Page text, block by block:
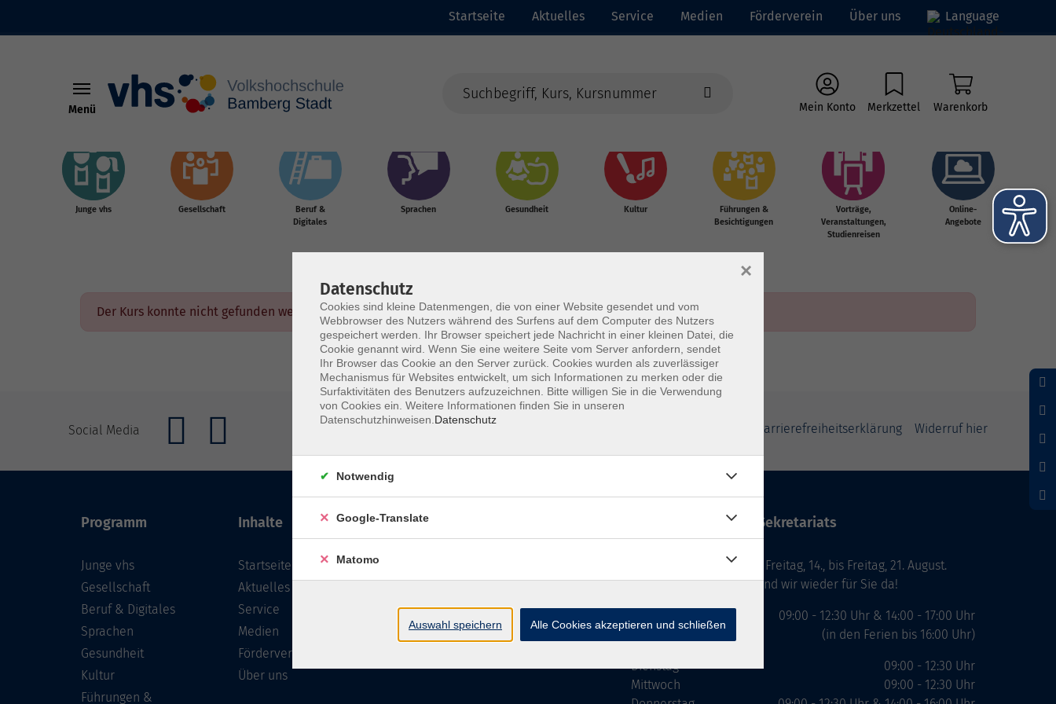
Startseite Aktuelles Service Medien Förderverein Über uns Language
Menü Mein Konto Merkzettel Warenkorb
Junge vhs Gesellschaft
Beruf &
Digitales
Sprachen Gesundheit Kultur
Führungen &
Besichtigungen
Vorträge,
Veranstaltungen,
Studienreisen
Online-
Angebote
Der Kurs konnte nicht gefunden werden.
Social Media Barrierefreiheitserklärung Widerruf hier
Programm
Junge vhs
Gesellschaft
Beruf & Digitales
Sprachen
Gesundheit
Kultur
Führungen &
Inhalte
Startseite
Aktuelles
Service
Medien
Förderverein
Über uns
vhs Bamberg Stadt
96052 Bamberg
info@vhs-bamberg.de
Tel: 0951 871108
Öffnungszeiten des Sekretariats
Wir machen Urlaub von Freitag, 14., bis Freitag, 21. August.
Ab Montag, 24. August, sind wir wieder für Sie da!
Dienstag
Mittwoch
09:00 - 12:30 Uhr & 14:00 - 17:00 Uhr
(in den Ferien bis 16:00 Uhr)
09:00 - 12:30 Uhr
09:00 - 12:30 Uhr
Datenschutz
Cookies sind kleine Datenmengen, die von einer Website gesendet und vom
Webbrowser des Nutzers während des Surfens auf dem Computer des Nutzers
gespeichert werden. Ihr Browser speichert jede Nachricht in einer kleinen Datei, die
Cookie genannt wird. Wenn Sie eine weitere Seite vom Server anfordern, sendet
Ihr Browser das Cookie an den Server zurück. Cookies wurden als zuverlässiger
Mechanismus für Websites entwickelt, um sich Informationen zu merken oder die
Surfaktivitäten des Benutzers aufzuzeichnen. Bitte willigen Sie in die Verwendung
von Cookies ein. Weitere Informationen finden Sie in unseren
Datenschutzhinweisen. Datenschutz
×
Notwendig
Google-Translate
Matomo
Auswahl speichern Alle Cookies akzeptieren und schließen